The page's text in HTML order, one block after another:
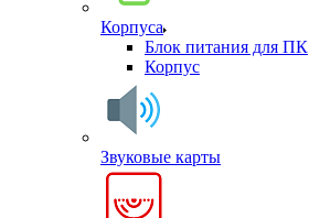
Корпуса
Блок питания для ПК
Корпус
Звуковые карты